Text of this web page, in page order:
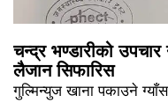
चन्द्र भण्डारीको
लैजान सिफारिस
गुल्मिन्युज खाना पकाउने